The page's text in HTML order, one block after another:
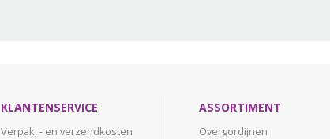
KLANTENSERVICE
Verpak, - en verzendkosten
ASSORTIMENT
Overgordijnen